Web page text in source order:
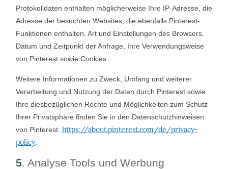
Protokolldaten enthalten möglicherweise Ihre IP-Adresse, die
Adresse der besuchten Websites, die ebenfalls Pinterest-
Funktionen enthalten, Art und Einstellungen des Browsers,
Datum und Zeitpunkt der Anfrage, Ihre Verwendungsweise
von Pinterest sowie Cookies.
Weitere Informationen zu Zweck, Umfang und weiterer
Verarbeitung und Nutzung der Daten durch Pinterest sowie
Ihre diesbezüglichen Rechte und Möglichkeiten zum Schutz
Ihrer Privatsphäre finden Sie in den Datenschutzhinweisen
von Pinterest: https://about.pinterest.com/de/privacy-
policy.
5. Analyse Tools und Werbung